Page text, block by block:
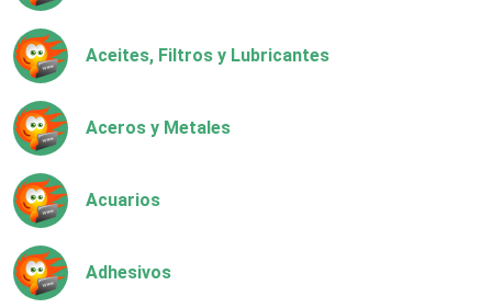
Aceites, Filtros y Lubricantes
Aceros y Metales
Acuarios
Adhesivos